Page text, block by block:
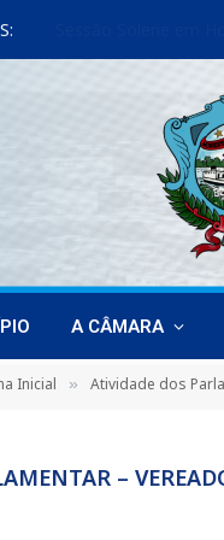
A CÂMARA
Inicial » Atividade dos
–